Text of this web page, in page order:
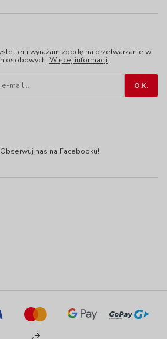
i wyrażam zgodę na przetwarzanie w
osobowych. Więcej informacji
Obserwuj nas na Facebooku!